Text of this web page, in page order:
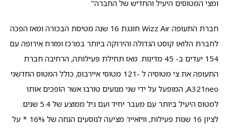
ומצי המטוסים היעיל והחדיש של החברה"
חברת התעופה Wizz Air חוגגת 16 שנה מטיסת הבכורה ומאז הפכה
לחברת הלואו קוסט הגדולה והירוקה ביותר במרכז ומזרח אירופה עם
154 יעדים ב- 45 מדינות. מאז תחילת פעילותה, הרחיבה חברת
התעופה את צי מטוסיה ל -121 מטוסי איירבוס, כולל המטוס החדשני
A321neo, המופעל על ידי שני מנועים טורבו אשר הופכים אותו
למטוס היעיל ביותר עם מעבר יחיד ועם גיל ממוצע של 5.4 שנים.
לציון 16 שנות פעילות, וויזאייר מציעה לנוסעים הנחה של 16% * על